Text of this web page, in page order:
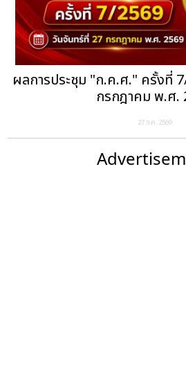
ผลการประชุม "ก.ค.ศ." ครั้งที่
กรกฎาคม พ.ศ.
27 ก.ค. 2569